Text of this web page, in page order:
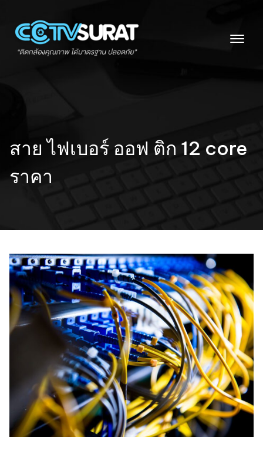
content
สาย ไฟเบอร์ ออฟ ติก 12 core
ราคา